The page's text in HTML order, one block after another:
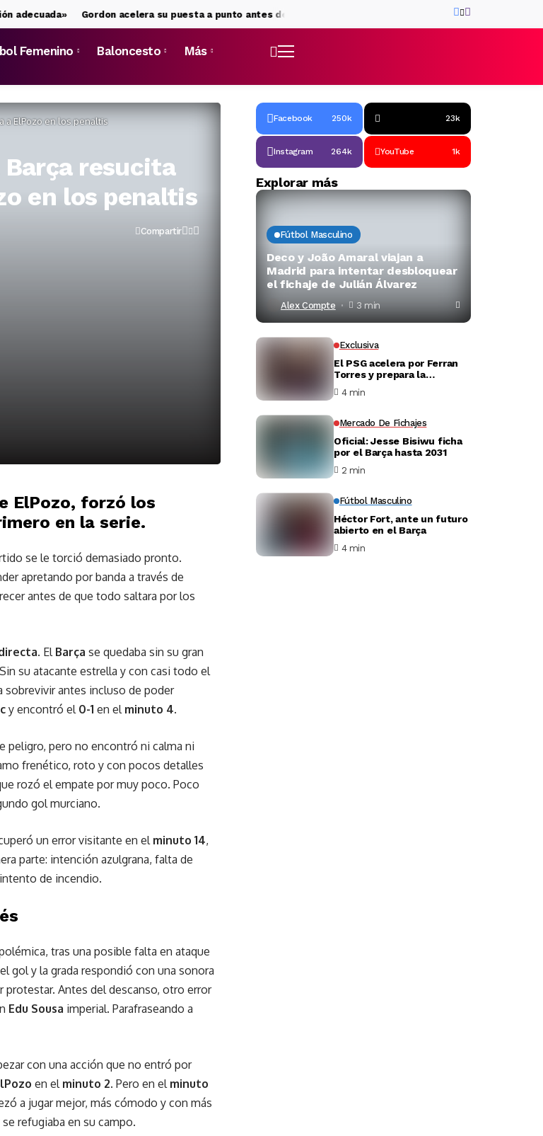
Gordon acelera su puesta a punto antes de incorporarse al Barça El Barça presenta a Kerolin Nicoli
Femenino Baloncesto Más
a ElPozo en los penaltis
resucita
en los penaltis
Compartir
ElPozo, forzó los
en la serie.
se le torció demasiado pronto.
apretando por banda a través de
antes de que todo saltara por los
. El Barça se quedaba sin su gran
su atacante estrella y con casi todo el
sobrevivir antes incluso de poder
y encontró el 0-1 en el minuto 4.
peligro, pero no encontró ni calma ni
frenético, roto y con pocos detalles
rozó el empate por muy poco. Poco
gol murciano.
un error visitante en el minuto 14,
parte: intención azulgrana, falta de
de incendio.
tras una posible falta en ataque
gol y la grada respondió con una sonora
protestar. Antes del descanso, otro error
Edu Sousa imperial. Parafraseando a
con una acción que no entró por
en el minuto 2. Pero en el minuto
a jugar mejor, más cómodo y con más
refugiaba en su campo.
Facebook 250k 23k
Instagram 264k YouTube 1k
Explorar más
Fútbol Masculino
Deco y João Amaral viajan a
Madrid para intentar desbloquear
el fichaje de Julián Álvarez
Alex Compte 3 min
Exclusiva
El PSG acelera por Ferran
Torres y prepara la
4 min
Mercado De Fichajes
Oficial: Jesse Bisiwu ficha
por el Barça hasta 2031
2 min
Fútbol Masculino
Héctor Fort, ante un futuro
abierto en el Barça
4 min